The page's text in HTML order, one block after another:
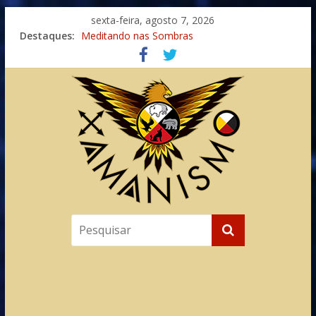
sexta-feira, agosto 7, 2026
Destaques: Meditando nas Sombras
Autosuficiência: A Jornada do Espírito Ancestral
Xamanismo Universal
Totens – Caminho Espiritual – Crescimento
Imaginação na Cura